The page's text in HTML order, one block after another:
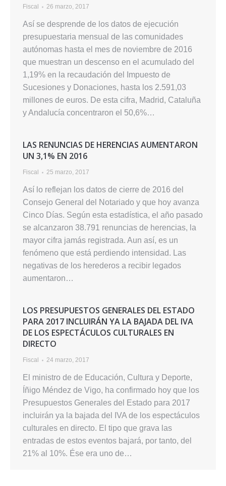
Fiscal 26 marzo, 2017
Así se desprende de los datos de ejecución
presupuestaria mensual de las comunidades
autónomas hasta el mes de noviembre de 2016
que muestran un descenso en el acumulado del
1,19% en la recaudación del Impuesto de
Sucesiones y Donaciones, hasta los 2.591,03
millones de euros. De esta cifra, Madrid, Cataluña
y Andalucía concentraron el 50,6%…
LAS RENUNCIAS DE HERENCIAS AUMENTARON
UN 3,1% EN 2016
Fiscal 25 marzo, 2017
Así lo reflejan los datos de cierre de 2016 del
Consejo General del Notariado y que hoy avanza
Cinco Días. Según esta estadística, el año pasado
se alcanzaron 38.791 renuncias de herencias, la
mayor cifra jamás registrada. Aun así, es un
fenómeno que está perdiendo intensidad. Las
negativas de los herederos a recibir legados
aumentaron…
LOS PRESUPUESTOS GENERALES DEL ESTADO
PARA 2017 INCLUIRÁN YA LA BAJADA DEL IVA
DE LOS ESPECTÁCULOS CULTURALES EN
DIRECTO
Fiscal 24 marzo, 2017
El ministro de de Educación, Cultura y Deporte,
Íñigo Méndez de Vigo, ha confirmado hoy que los
Presupuestos Generales del Estado para 2017
incluirán ya la bajada del IVA de los espectáculos
culturales en directo. El tipo que grava las
entradas de estos eventos bajará, por tanto, del
21% al 10%. Ése era uno de…